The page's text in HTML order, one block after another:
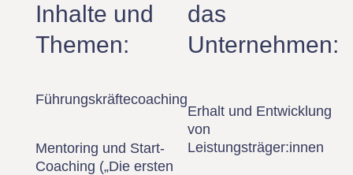
Inhalte und
Themen:
Führungskräftecoaching
Mentoring und Start-
Coaching („Die ersten
das
Unternehmen:
Erhalt und Entwicklung
von
Leistungsträger:innen